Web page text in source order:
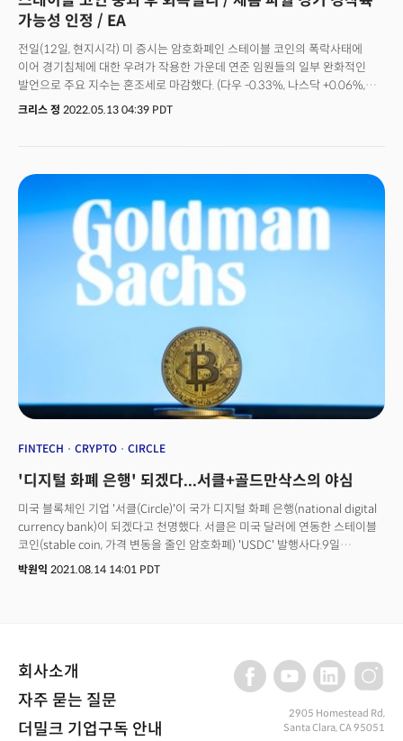
가능성 인정 / EA
전일(12일, 현지시각) 미 증시는 암호화폐인 스테이블 코인의 폭락사태에
이어 경기침체에 대한 우려가 작용한 가운데 연준 임원들의 일부 완화적인
발언으로 주요 지수는 혼조세로 마감했다. (다우 -0.33%, 나스닥 +0.06%,
S&P500 -0.13%, 러셀2000 +1.24%)미 달러화에 동조하는 것으로 알려진
시장이 크게 흔들리면서 여파가 금융시장 전반으로 향할 수 있다는 우려가
강해졌다. 이는 안전자산인 국채와 달러 매수세를 촉발, 10년물 미 국채금리는
2.81%까지 하락했고 미 달러화는 20년만에 최고가를 기록했다. 미 의회 역시
이번 사안에 대해 우려를 표명하며 스테이블 코인의 규제 가능성은 확대됐다.
다만 재닛 옐런 재무장관이 의회 청문회를 통해 "이 정도 규모의 혼란은
금융시장에 위협이 되지 않는다."며 우려를 불식시켜 시장 회복을 이끌었다.
전일 발표된 생산자물가지수(PPI) 역시 인플레이션의 정점 가능성을
보여줬다는 점에서 시장에는 호재로 작용했다. 소비자물가의 선행지표로
하락하면서 인플레이션이 안정을 찾고 있다는 기대는 커졌다. 인플레이션의
정점 가능성에 연준 임원들의 발언 역시 힘을 보탰다. 메리 데일리
샌프란시스코 연은 총재는 "최근 물가지표는 놀라운 수준이 아니다."라며 향후
두번의 회의에서 50bp 금리인상 계획을 유지할 것임을 시사했다. 제롬 파월
연준의장 역시 연준의 인플레이션 통제 능력에 확고한 자신감을 보여주며
요인이 발생할 경우 긴축에 따른 경기 연착륙이 어려울 수도 있다."고
증시는 과매도세로 인한 저점 매수세가 유입되며 상승 출발했다. 테슬라
(TSLA)를 비롯해 엔비디아(NVDA), 넷플릭스(NFLX) 등 그동안 과도한
매도세를 보인 기술 성장주들이 개장 전 각각 2.6%이상 급등했다. 모건스탠리
프라이빗 웰스 매니지먼트 전무이사인 캐시 엔트위슬(Kathy Entwistle)은
블룸버그와의 인터뷰를 통해 "지금은 매우 어려운 시기."라며 "우린 조용히
인내심을 가지고 시장이 어디로 향할지 보고있다."며 여전히 향후 많은
크리스 정 2022.05.13 04:39 PDT
FINTECH CRYPTO CIRCLE
'디지털 화폐 은행' 되겠다...서클+골드만삭스의 야심
미국 블록체인 기업 '서클(Circle)'이 국가 디지털 화폐 은행(national digital
currency bank)이 되겠다고 천명했다. 서클은 미국 달러에 연동한 스테이블
코인(stable coin, 가격 변동을 줄인 암호화폐) 'USDC' 발행사다.9일
(현지시각) 제레미 알레어(Jeremy Allaire) 서클 CEO는 회사 블로그를 통해
주장이다.
박원익 2021.08.14 14:01 PDT
회사소개
자주 묻는 질문
더밀크 기업구독 안내
2905 Homestead Rd,
Santa Clara, CA 95051